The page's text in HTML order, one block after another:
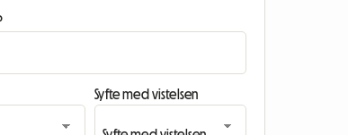
Syfte med vistelsen